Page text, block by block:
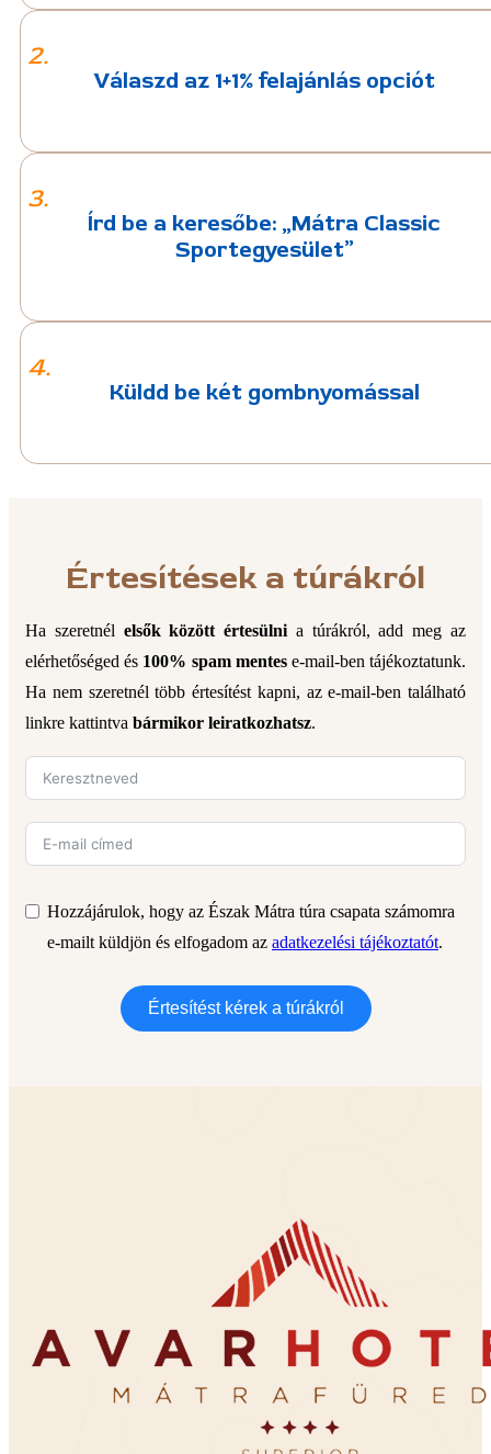
2.
Válaszd az 1+1% felajánlás opciót
3.
Írd be a keresőbe: „Mátra Classic
Sportegyesület”
4.
Küldd be két gombnyomással
Értesítések a túrákról
Ha szeretnél elsők között értesülni a túrákról, add meg az
elérhetőséged és 100% spam mentese-mail-ben tájékoztatunk.
Ha nem szeretnél több értesítést kapni, az e-mail-ben található
linkre kattintva bármikor leiratkozhatsz.
Hozzájárulok, hogy az Észak Mátra túra csapata számomra
e-mailt küldjön és elfogadom az adatkezelési tájékoztatót.
Értesítést kérek a túrákról